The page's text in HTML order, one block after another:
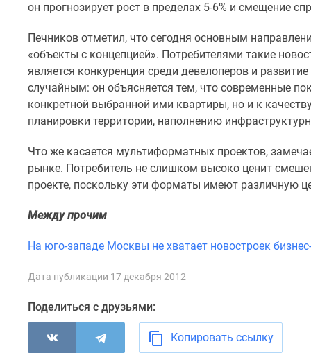
Квартиры
Ипотечный
калькулятор
Семейная
Военная
ипотека
программы
Медиа
недвижимости
Мнение
Аналитика
Покупателю
новостроек
он прогнозирует рост в пределах 5-6% и смещение
Печников отметил, что сегодня основным
«объекты с концепцией». Потребителями такие
является конкуренция среди девелоперов и
случайным: он объясняется тем, что современные
конкретной выбранной ими квартиры, но и к
планировки территории, наполнению
Что же касается мультиформатных проектов,
рынке. Потребитель не слишком высоко ценит
проекте, поскольку эти форматы имеют различную
Между прочим
На юго-западе Москвы не хватает новостроек
Дата публикации 17 декабря 2012
Поделиться с друзьями:
Копировать ссылку